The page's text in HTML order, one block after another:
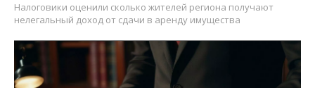
Налоговики оценили сколько жителей региона получают
нелегальный доход от сдачи в аренду имущества